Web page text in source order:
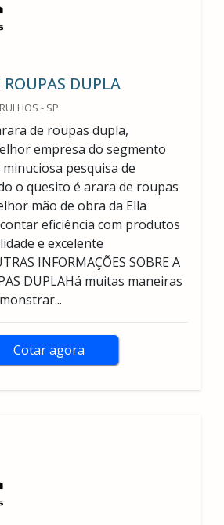
ROUPAS DUPLA
- SP
de roupas dupla,
empresa do segmento
pesquisa de
o quesito é arara de roupas
mão de obra da Ella
eficiência com produtos
e excelente
INFORMAÇÕES SOBRE A
DUPLAHá muitas maneiras
Cotar agora